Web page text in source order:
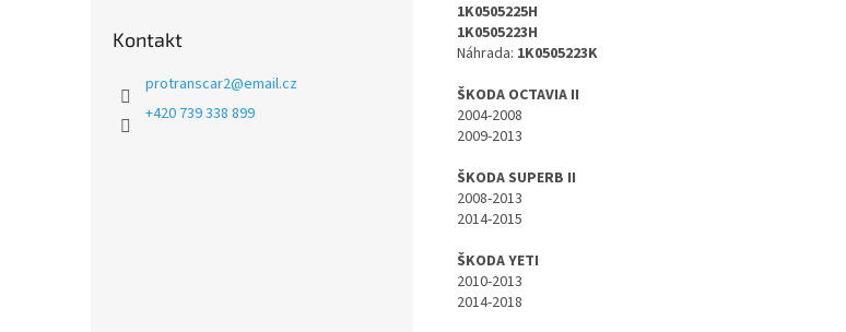
Kontakt
protranscar2@email.cz
+420 739 338 899
1K0505225H
1K0505223H
Náhrada: 1K0505223K
ŠKODA OCTAVIA II
2004-2008
2009-2013
ŠKODA SUPERB II
2008-2013
2014-2015
ŠKODA YETI
2010-2013
2014-2018